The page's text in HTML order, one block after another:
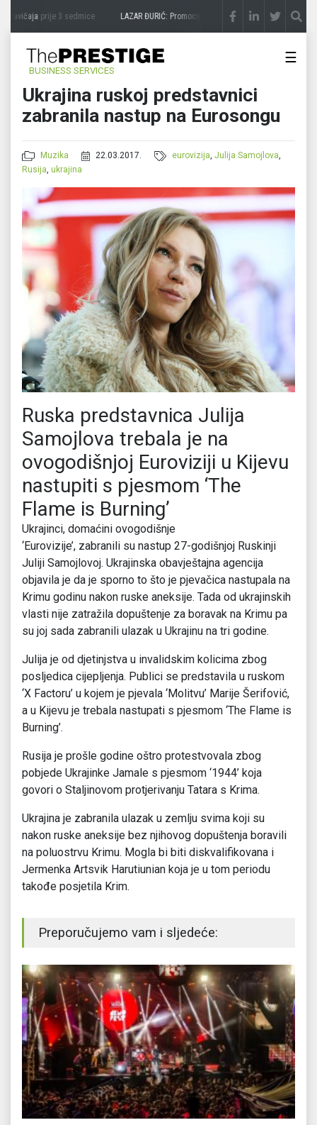
zavičajaprije 3 sedmice LAZAR ĐURIĆ: Promocija potencijal pretvara u destinaciju
BUSINESS SERVICES
☰
Ukrajina ruskoj predstavnici
zabranila nastup na Eurosongu
Muzika 22.03.2017. eurovizija,Julija Samojlova,
Rusija, ukrajina
Ruska predstavnica Julija
Samojlova trebala je na
ovogodišnjoj Euroviziji u Kijevu
nastupiti s pjesmom ‘The
Flame is Burning’
Ukrajinci, domaćini ovogodišnje
‘Eurovizije’, zabranili su nastup 27-godišnjoj Ruskinji
Juliji Samojlovoj. Ukrajinska obavještajna agencija
objavila je da je sporno to što je pjevačica nastupala na
Krimu godinu nakon ruske aneksije. Tada od ukrajinskih
vlasti nije zatražila dopuštenje za boravak na Krimu pa
su joj sada zabranili ulazak u Ukrajinu na tri godine.
Julija je od djetinjstva u invalidskim kolicima zbog
posljedica cijepljenja. Publici se predstavila u ruskom
‘X Factoru’ u kojem je pjevala ‘Molitvu’ Marije Šerifović,
a u Kijevu je trebala nastupati s pjesmom ‘The Flame is
Burning’.
Rusija je prošle godine oštro protestvovala zbog
pobjede Ukrajinke Jamale s pjesmom ‘1944’ koja
govori o Staljinovom protjerivanju Tatara s Krima.
Ukrajina je zabranila ulazak u zemlju svima koji su
nakon ruske aneksije bez njihovog dopuštenja boravili
na poluostrvu Krimu. Mogla bi biti diskvalifikovana i
Jermenka Artsvik Harutiunian koja je u tom periodu
takođe posjetila Krim.
Preporučujemo vam i sljedeće: